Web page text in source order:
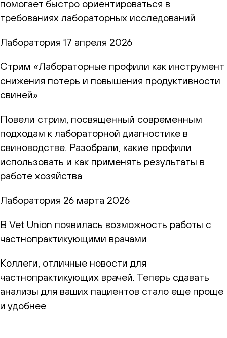
помогает быстро ориентироваться в
требованиях лабораторных исследований
Лаборатория 17 апреля 2026
Стрим «Лабораторные профили как инструмент
снижения потерь и повышения продуктивности
свиней»
Повели стрим, посвященный современным
подходам к лабораторной диагностике в
свиноводстве. Разобрали, какие профили
использовать и как применять результаты в
работе хозяйства
Лаборатория 26 марта 2026
В Vet Union появилась возможность работы с
частнопрактикующими врачами
Коллеги, отличные новости для
частнопрактикующих врачей. Теперь сдавать
анализы для ваших пациентов стало еще проще
и удобнее